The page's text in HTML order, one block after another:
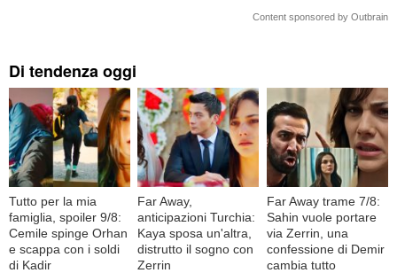
Content sponsored by Outbrain
Di tendenza oggi
Tutto per la mia
famiglia, spoiler 9/8:
Cemile spinge Orhan
e scappa con i soldi
di Kadir
Far Away,
anticipazioni Turchia:
Kaya sposa un'altra,
distrutto il sogno con
Zerrin
Far Away trame 7/8:
Sahin vuole portare
via Zerrin, una
confessione di Demir
cambia tutto